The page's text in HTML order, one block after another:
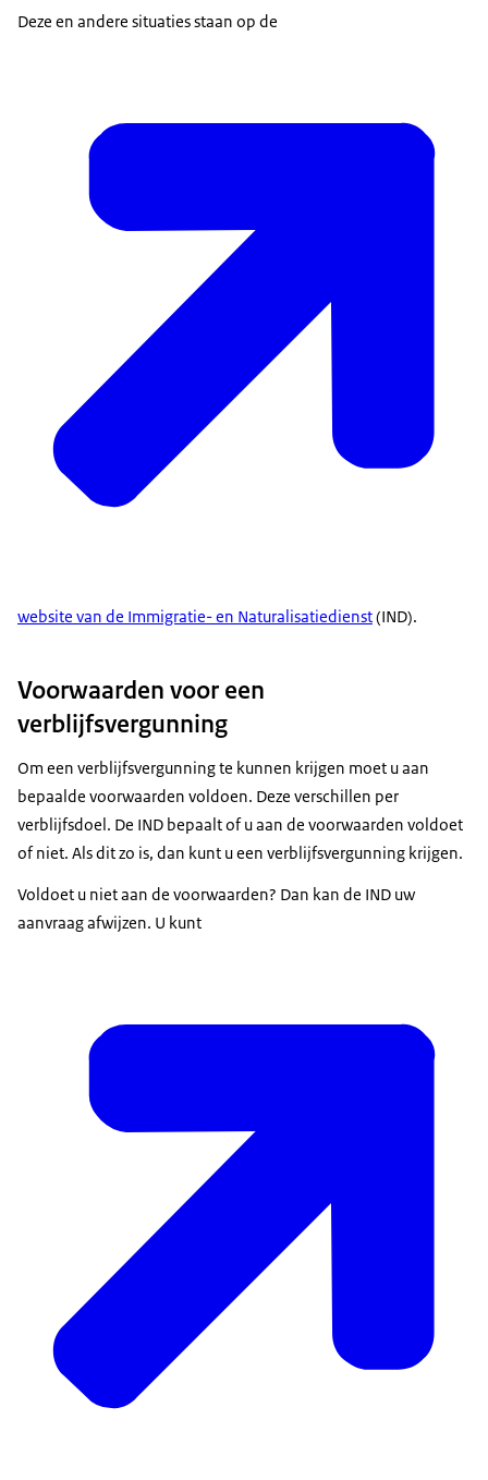
Deze en andere situaties staan op de
website van de Immigratie- en Naturalisatiedienst(IND).
Voorwaarden voor een
verblijfsvergunning
Om een verblijfsvergunning te kunnen krijgen moet u aan
bepaalde voorwaarden voldoen. Deze verschillen per
verblijfsdoel. De IND bepaalt of u aan de voorwaarden voldoet
of niet. Als dit zo is, dan kunt u een verblijfsvergunning krijgen.
Voldoet u niet aan de voorwaarden? Dan kan de IND uw
aanvraag afwijzen. U kunt